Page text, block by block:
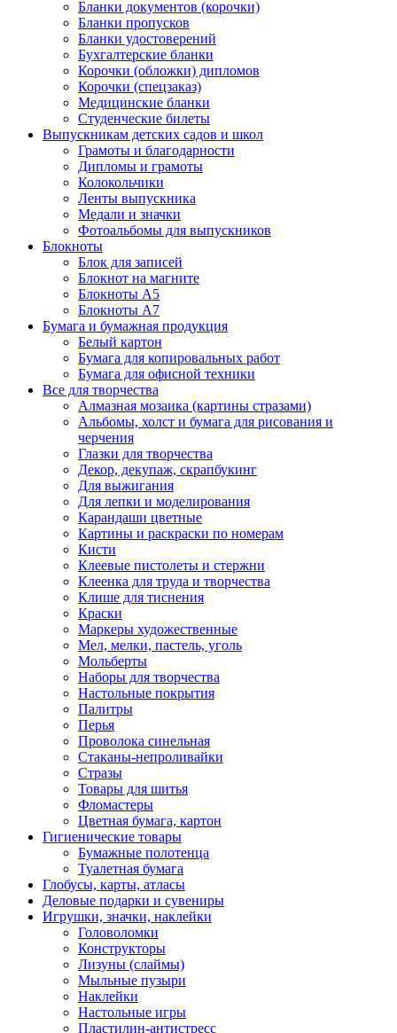
Бланки документов (корочки)
Бланки пропусков
Бланки удостоверений
Бухгалтерские бланки
Корочки (обложки) дипломов
Корочки (спецзаказ)
Медицинские бланки
Студенческие билеты
Выпускникам детских садов и школ
Грамоты и благодарности
Дипломы и грамоты
Колокольчики
Ленты выпускника
Медали и значки
Фотоальбомы для выпускников
Блокноты
Блок для записей
Блокнот на магните
Блокноты А5
Блокноты А7
Бумага и бумажная продукция
Белый картон
Бумага для копировальных работ
Бумага для офисной техники
Все для творчества
Алмазная мозаика (картины стразами)
Альбомы, холст и бумага для рисования и
черчения
Глазки для творчества
Декор, декупаж, скрапбукинг
Для выжигания
Для лепки и моделирования
Карандаши цветные
Картины и раскраски по номерам
Кисти
Клеевые пистолеты и стержни
Клеенка для труда и творчества
Клише для тиснения
Краски
Маркеры художественные
Мел, мелки, пастель, уголь
Мольберты
Наборы для творчества
Настольные покрытия
Палитры
Перья
Проволока синельная
Стаканы-непроливайки
Стразы
Товары для шитья
Фломастеры
Цветная бумага, картон
Гигиенические товары
Бумажные полотенца
Туалетная бумага
Глобусы, карты, атласы
Деловые подарки и сувениры
Игрушки, значки, наклейки
Головоломки
Конструкторы
Лизуны (слаймы)
Мыльные пузыри
Наклейки
Настольные игры
Пластилин-антистресс